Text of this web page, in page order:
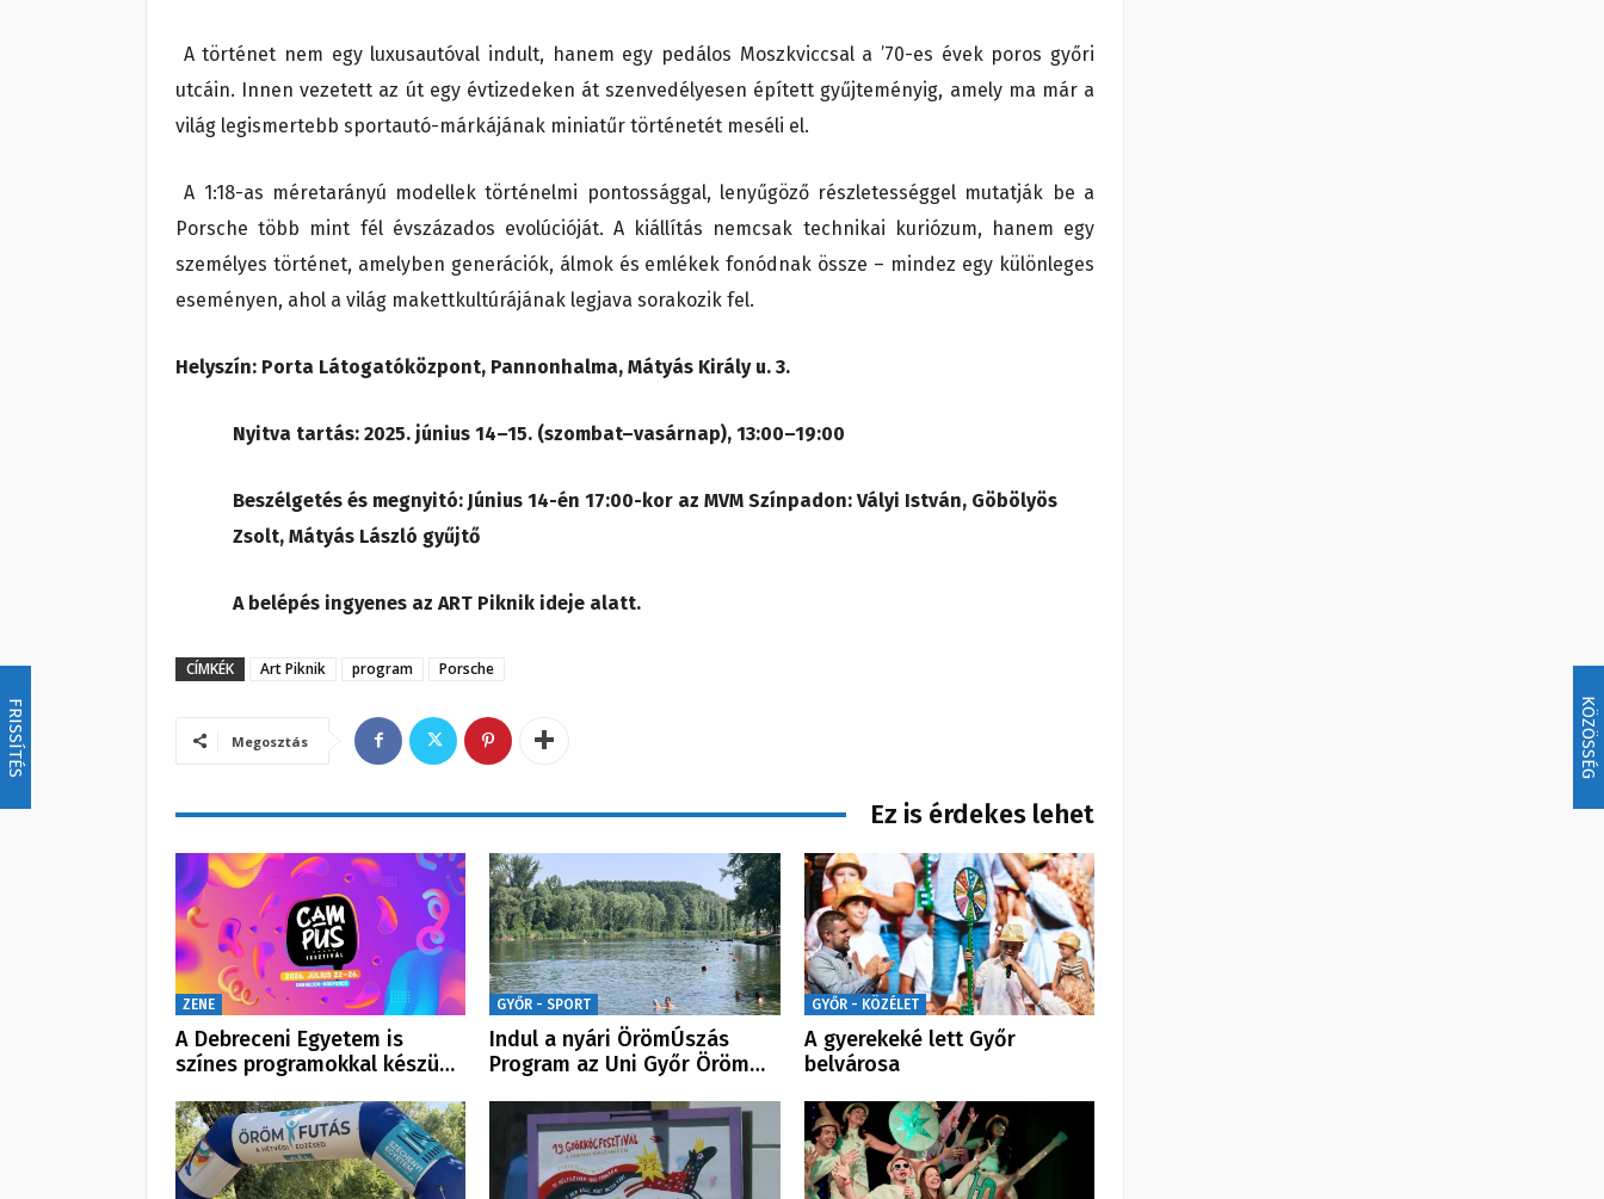
FRISSÍTÉS KÖZÖSSÉG
A történet nem egy luxusautóval indult, hanem egy pedálos Moszkviccsal a ’70-es évek poros győri
utcáin. Innen vezetett az út egy évtizedeken át szenvedélyesen épített gyűjteményig, amely ma már a
világ legismertebb sportautó-márkájának miniatűr történetét meséli el.
A 1:18-as méretarányú modellek történelmi pontossággal, lenyűgöző részletességgel mutatják be a
Porsche több mint fél évszázados evolúcióját. A kiállítás nemcsak technikai kuriózum, hanem egy
személyes történet, amelyben generációk, álmok és emlékek fonódnak össze – mindez egy különleges
eseményen, ahol a világ makettkultúrájának legjava sorakozik fel.
Helyszín: Porta Látogatóközpont, Pannonhalma, Mátyás Király u. 3.
Nyitva tartás: 2025. június 14–15. (szombat–vasárnap), 13:00–19:00
Beszélgetés és megnyitó: Június 14-én 17:00-kor az MVM Színpadon: Vályi István, Göbölyös
Zsolt, Mátyás László gyűjtő
A belépés ingyenes az ART Piknik ideje alatt.
CÍMKÉK Art Piknik program Porsche
Megosztás
Ez is érdekes lehet
ZENE
A Debreceni Egyetem is
színes programokkal készü…
GYŐR - SPORT
Indul a nyári ÖrömÚszás
Program az Uni Győr Öröm…
GYŐR - KÖZÉLET
A gyerekeké lett Győr
belvárosa